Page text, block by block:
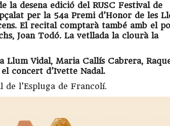
la desena edició del RUSC Festival de
per la 54a Premi d’Honor de les
El recital comptarà també amb el
Joan Todó. La vetllada la clourà la
Llum Vidal, Maria Callís Cabrera,
concert d’Ivette Nadal.
l’Espluga de Francolí.